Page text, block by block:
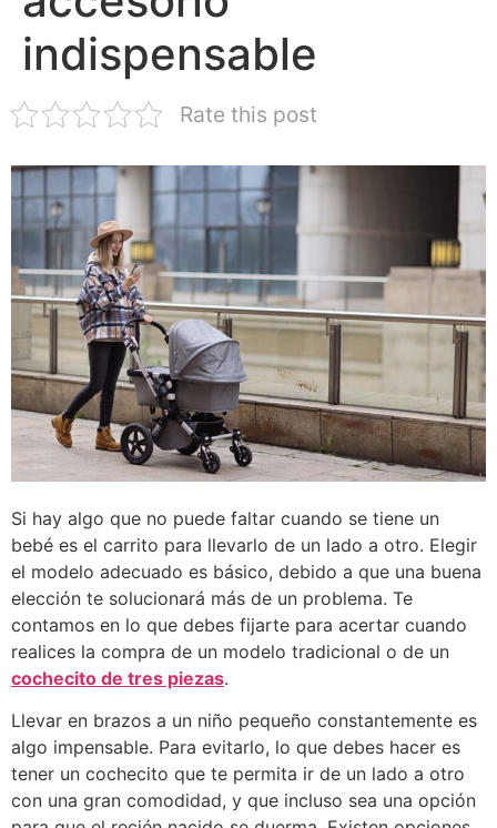
indispensable
Rate this post
Si hay algo que no puede faltar cuando se tiene un
bebé es el carrito para llevarlo de un lado a otro. Elegir
el modelo adecuado es básico, debido a que una buena
elección te solucionará más de un problema. Te
contamos en lo que debes fijarte para acertar cuando
realices la compra de un modelo tradicional o de un
cochecito de tres piezas.
Llevar en brazos a un niño pequeño constantemente es
algo impensable. Para evitarlo, lo que debes hacer es
tener un cochecito que te permita ir de un lado a otro
con una gran comodidad, y que incluso sea una opción